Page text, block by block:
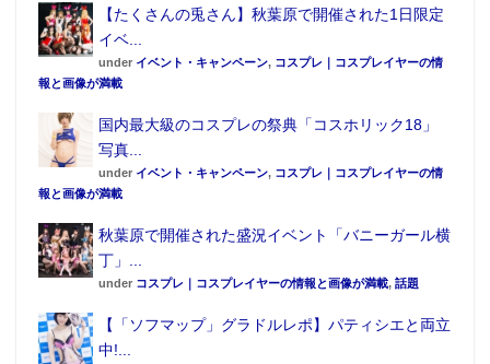
【たくさんの兎さん】秋葉原で開催された1日限定
イベ...
under イベント・キャンペーン, コスプレ｜コスプレイヤーの情
報と画像が満載
国内最大級のコスプレの祭典「コスホリック18」
写真...
under イベント・キャンペーン, コスプレ｜コスプレイヤーの情
報と画像が満載
秋葉原で開催された盛況イベント「バニーガール横
丁」...
under コスプレ｜コスプレイヤーの情報と画像が満載, 話題
【「ソフマップ」グラドルレポ】パティシエと両立
中!...